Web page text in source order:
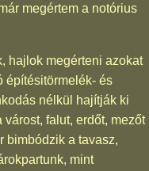
megértem a notórius
hajlok megérteni azokat
építésitörmelék- és
nélkül hajítják ki
falut, erdőt, mezőt
bimbódzik a tavasz,
mint